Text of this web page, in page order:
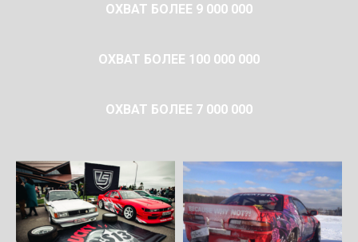
ОХВАТ БОЛЕЕ 9 000 000
ОХВАТ БОЛЕЕ 100 000 000
ОХВАТ БОЛЕЕ 7 000 000